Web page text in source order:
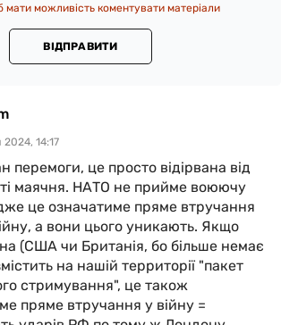
мати можливість коментувати матеріали
ВІДПРАВИТИ
14:17
перемоги, це просто відірвана від
маячня. НАТО не прийме воюючу
це означатиме пряме втручання
а вони цього уникають. Якщо
(США чи Британія, бо більше немає
на нашій территорії "пакет
стримування", це також
пряме втручання у війну =